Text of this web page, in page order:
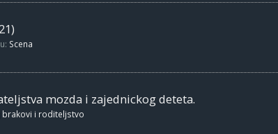
Scena
mozda i zajednickog deteta.
brakovi i roditeljstvo